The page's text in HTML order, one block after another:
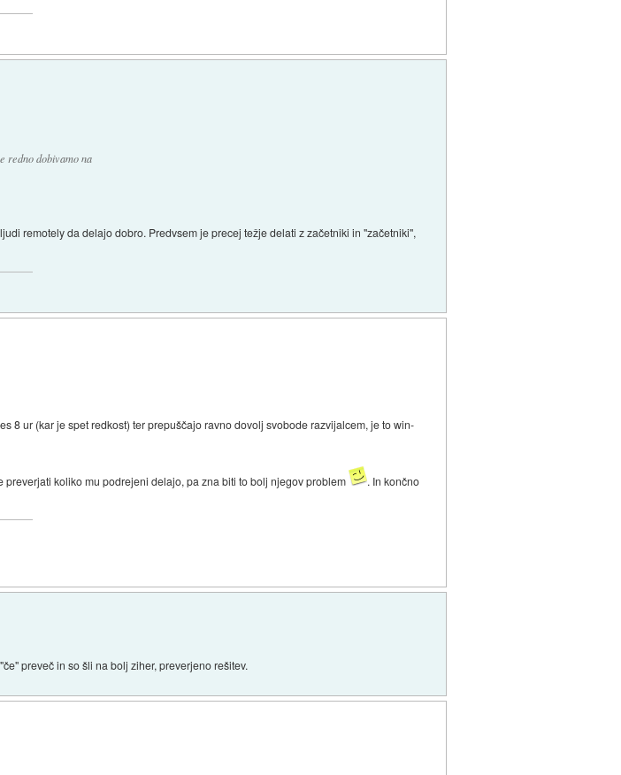
redno dobivamo na
remotely da delajo dobro. Predvsem je precej težje delati z začetniki in "začetniki",
8 ur (kar je spet redkost) ter prepuščajo ravno dovolj svobode razvijalcem, je to win-
koliko mu podrejeni delajo, pa zna biti to bolj njegov problem
. In končno
preveč in so šli na bolj ziher, preverjeno rešitev.